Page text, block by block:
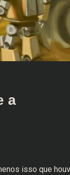
a
isso que